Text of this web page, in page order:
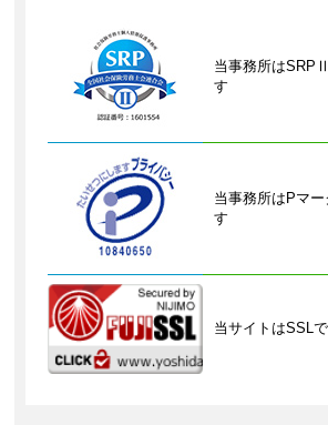
当事務所は
す
当事務所はPマ
す
当サイトはSSL